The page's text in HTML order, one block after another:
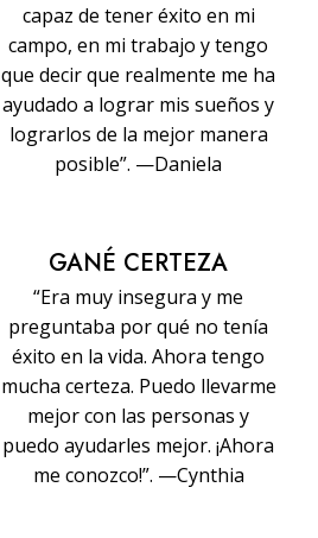
capaz de tener éxito en mi
campo, en mi trabajo y tengo
que decir que realmente me ha
ayudado a lograr mis sueños y
lograrlos de la mejor manera
posible”. —Daniela
GANÉ CERTEZA
“Era muy insegura y me
preguntaba por qué no tenía
éxito en la vida. Ahora tengo
mucha certeza. Puedo llevarme
mejor con las personas y
puedo ayudarles mejor. ¡Ahora
me conozco!”. —Cynthia